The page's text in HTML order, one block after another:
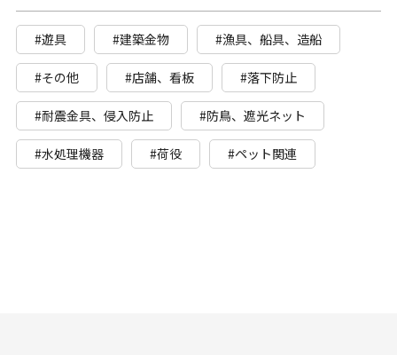
#遊具 #建築金物 #漁具、船具、造船
#その他 #店舗、看板 #落下防止
#耐震金具、侵入防止 #防鳥、遮光ネット
#水処理機器 #荷役 #ペット関連